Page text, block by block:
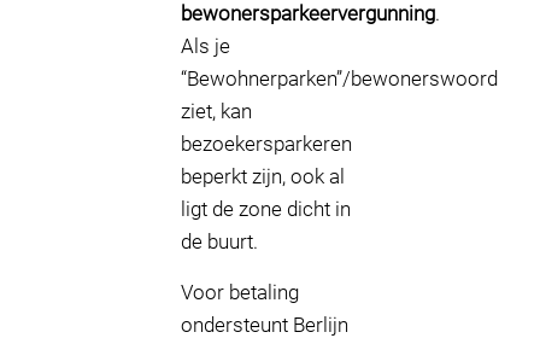
bewonersparkeervergunning.
Als je
“Bewohnerparken”/bewonerswoord
ziet, kan
bezoekersparkeren
beperkt zijn, ook al
ligt de zone dicht in
de buurt.
Voor betaling
ondersteunt Berlijn